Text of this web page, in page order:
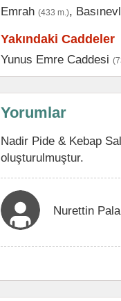
Emrah (433 m.),
Yakındaki Caddeler
Yunus Emre Caddesi
Yorumlar
Nadir Pide & Kebap
oluşturulmuştur.
Nurettin